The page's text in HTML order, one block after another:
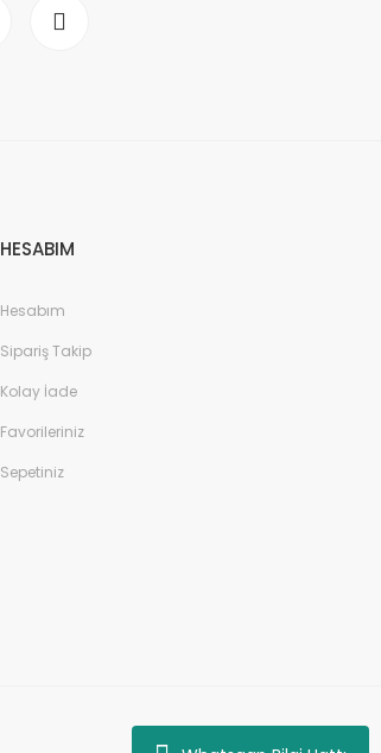
HESABIM
Hesabım
Sipariş Takip
Kolay İade
Favorileriniz
Sepetiniz